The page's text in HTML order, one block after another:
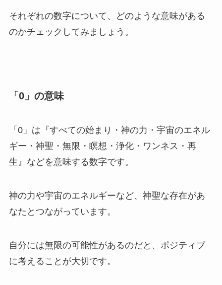
それぞれの数字について、どのような意味がある
のかチェックしてみましょう。
「0」の意味
「0」は『すべての始まり・神の力・宇宙のエネル
ギー・神聖・無限・瞑想・浄化・ワンネス・再
生』などを意味する数字です。
神の力や宇宙のエネルギーなど、神聖な存在があ
なたとつながっています。
自分には無限の可能性があるのだと、ポジティブ
に考えることが大切です。